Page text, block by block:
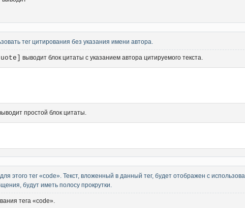
тег цитирования без указания имени автора.
выводит блок цитаты с указанием автора цитируемого текста.
простой блок цитаты.
этого тег «code». Текст, вложенный в данный тег, будет отображен с
будут иметь полосу прокрутки.
тега «code».